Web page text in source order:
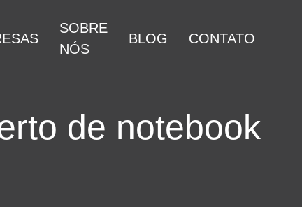
SOBRE
NÓS
BLOG CONTATO
de notebook